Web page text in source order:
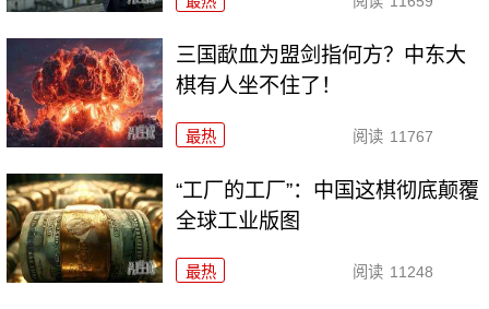
三国歃血为盟剑指何方？中东大
棋有人坐不住了！
最热 阅读 11767
“工厂的工厂”：中国这棋彻底颠覆
全球工业版图
最热 阅读 11248